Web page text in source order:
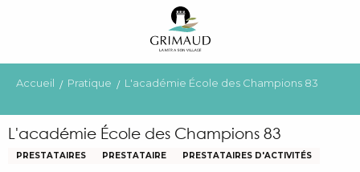
principal
Accueil Pratique L'académie École des Champions 83
L'académie École des Champions 83
PRESTATAIRES PRESTATAIRE PRESTATAIRES D'ACTIVITÉS